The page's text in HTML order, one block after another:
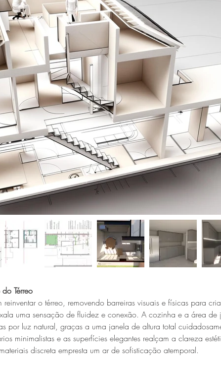
Térreo
o térreo, removendo barreiras visuais e físicas para
uma sensação de fluidez e conexão. A cozinha e a área de
por luz natural, graças a uma janela de altura total
minimalistas e as superfícies elegantes realçam a clareza
discreta empresta um ar de sofisticação atemporal.